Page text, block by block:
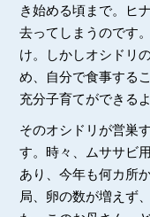
き始める頃まで。ヒ
去ってしまうのです
け。しかしオシドリ
め、自分で食事する
充分子育てができる
そのオシドリが営巣
す。時々、ムササビ
あり、今年も何カ所
局、卵の数が増えず